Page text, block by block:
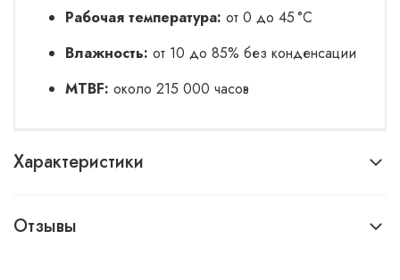
Рабочая температура: от 0 до 45 °C
Влажность: от 10 до 85% без конденсации
MTBF: около 215 000 часов
Характеристики
Отзывы